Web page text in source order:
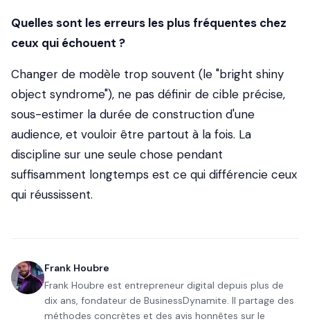
Quelles sont les erreurs les plus fréquentes chez
ceux qui échouent ?
Changer de modèle trop souvent (le "bright shiny
object syndrome"), ne pas définir de cible précise,
sous-estimer la durée de construction d'une
audience, et vouloir être partout à la fois. La
discipline sur une seule chose pendant
suffisamment longtemps est ce qui différencie ceux
qui réussissent.
Frank Houbre
Frank Houbre est entrepreneur digital depuis plus de
dix ans, fondateur de BusinessDynamite. Il partage des
méthodes concrètes et des avis honnêtes sur le